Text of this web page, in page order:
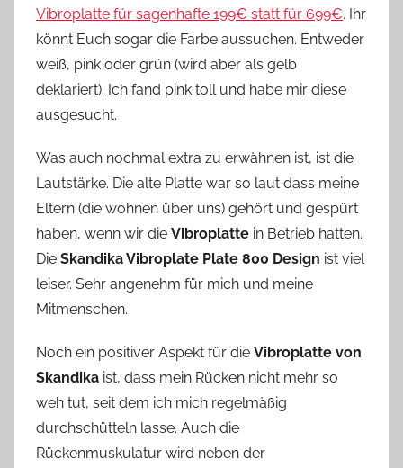
Vibroplatte für sagenhafte 199€ statt für 699€. Ihr
könnt Euch sogar die Farbe aussuchen. Entweder
weiß, pink oder grün (wird aber als gelb
deklariert). Ich fand pink toll und habe mir diese
ausgesucht.
Was auch nochmal extra zu erwähnen ist, ist die
Lautstärke. Die alte Platte war so laut dass meine
Eltern (die wohnen über uns) gehört und gespürt
haben, wenn wir die Vibroplatte in Betrieb hatten.
Die Skandika Vibroplate Plate 800 Design ist viel
leiser. Sehr angenehm für mich und meine
Mitmenschen.
Noch ein positiver Aspekt für die Vibroplatte von
Skandika ist, dass mein Rücken nicht mehr so
weh tut, seit dem ich mich regelmäßig
durchschütteln lasse. Auch die
Rückenmuskulatur wird neben der